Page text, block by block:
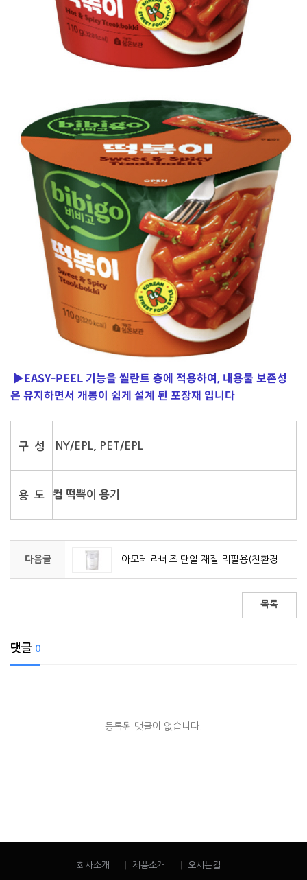
▶EASY-PEEL 기능을 씰란트 층에 적용하여, 내용물 보존성
은 유지하면서 개봉이 쉽게 설계 된 포장재 입니다
구 성 NY/EPL, PET/EPL
용 도 컵 떡뽁이 용기
다음글 아모레 라네즈 단일 재질 리필용(친환경 포장재)
목록
댓글 0
등록된 댓글이 없습니다.
회사소개 제품소개 오시는길